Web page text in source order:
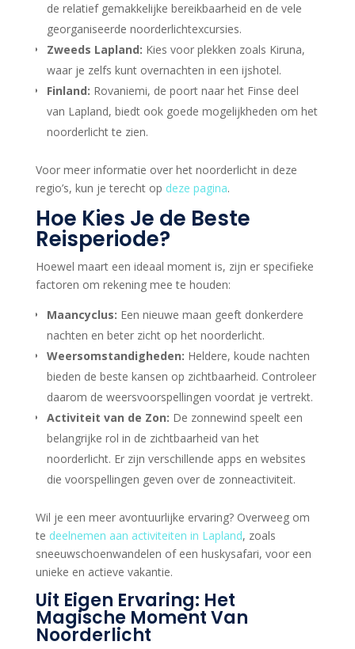
de relatief gemakkelijke bereikbaarheid en de vele
georganiseerde noorderlichtexcursies.
Zweeds Lapland: Kies voor plekken zoals Kiruna,
waar je zelfs kunt overnachten in een ijshotel.
Finland: Rovaniemi, de poort naar het Finse deel
van Lapland, biedt ook goede mogelijkheden om het
noorderlicht te zien.
Voor meer informatie over het noorderlicht in deze
regio’s, kun je terecht op deze pagina.
Hoe Kies Je de Beste
Reisperiode?
Hoewel maart een ideaal moment is, zijn er specifieke
factoren om rekening mee te houden:
Maancyclus: Een nieuwe maan geeft donkerdere
nachten en beter zicht op het noorderlicht.
Weersomstandigheden: Heldere, koude nachten
bieden de beste kansen op zichtbaarheid. Controleer
daarom de weersvoorspellingen voordat je vertrekt.
Activiteit van de Zon: De zonnewind speelt een
belangrijke rol in de zichtbaarheid van het
noorderlicht. Er zijn verschillende apps en websites
die voorspellingen geven over de zonneactiviteit.
Wil je een meer avontuurlijke ervaring? Overweeg om
te deelnemen aan activiteiten in Lapland, zoals
sneeuwschoenwandelen of een huskysafari, voor een
unieke en actieve vakantie.
Uit Eigen Ervaring: Het
Magische Moment Van
Noorderlicht